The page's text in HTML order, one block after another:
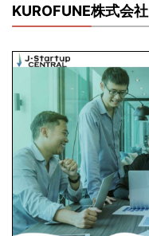
KUROFUNE株式会社